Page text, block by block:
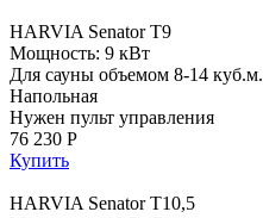
HARVIA Senator T9
Мощность: 9 кВт
Для сауны объемом 8-14 куб.м.
Напольная
Нужен пульт управления
76 230 Р
Купить
HARVIA Senator T10,5